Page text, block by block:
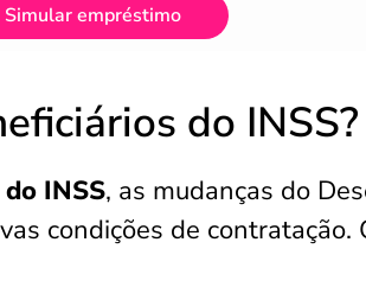
Simular empréstimo
do INSS?
do INSS, as mudanças do
condições de contratação.